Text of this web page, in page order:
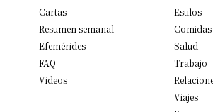
Cartas
Resumen semanal
Efemérides
FAQ
Videos
Estilos
Comidas
Salud
Trabajo
Viajes